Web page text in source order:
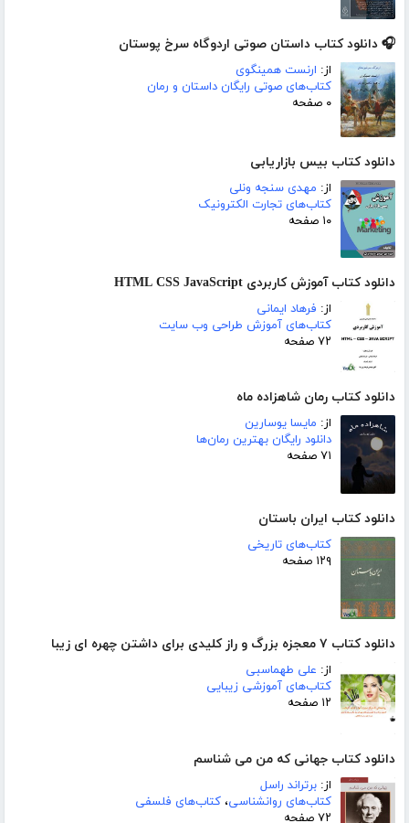
🎧 دانلود کتاب داستان صوتی اردوگاه سرخ پوستان
از: ارنست همینگوی
کتاب‌های صوتی رایگان داستان و رمان
۰ صفحه
دانلود کتاب بیس بازاریابی
از: مهدی سنجه ونلی
کتاب‌های تجارت الکترونیک
۱۰ صفحه
دانلود کتاب آموزش کاربردی HTML CSS JavaScript
از: فرهاد ایمانی
کتاب‌های آموزش طراحی وب سایت
۷۲ صفحه
دانلود کتاب رمان شاهزاده ماه
از: مایسا یوسارین
دانلود رایگان بهترین رمان‌ها
۷۱ صفحه
دانلود کتاب ایران باستان
کتاب‌های تاریخی
۱۲۹ صفحه
دانلود کتاب ٧ معجزه بزرگ و راز کلیدی برای داشتن چهره ای زیبا
از: علی طهماسبی
کتاب‌های آموزشی زیبایی
۱۲ صفحه
دانلود کتاب جهانی که من می شناسم
از: برتراند راسل
کتاب‌های روانشناسی، کتاب‌های فلسفی
۷۲ صفحه